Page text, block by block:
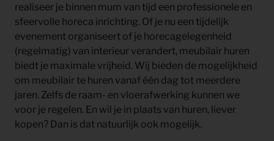
realiseer je binnen mum van tijd een professionele en
sfeervolle horeca inrichting. Of je nu een tijdelijk
evenement organiseert of je horecagelegenheid
(regelmatig) van interieur verandert, meubilair huren
biedt je maximale vrijheid. Wij bieden de mogelijkheid
om meubilair te huren vanaf één dag tot meerdere
jaren. Zelfs de raam- en vloerafwerking kunnen we
voor je regelen. En wil je in plaats van huren, liever
kopen? Dan is dat natuurlijk ook mogelijk.